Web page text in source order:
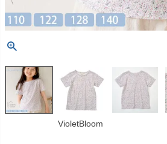
VioletBloom